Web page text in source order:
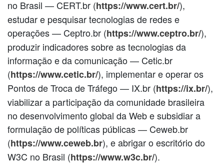
no Brasil — CERT.br (https://www.cert.br/),
estudar e pesquisar tecnologias de redes e
operações — Ceptro.br (https://www.ceptro.br/),
produzir indicadores sobre as tecnologias da
informação e da comunicação — Cetic.br
(https://www.cetic.br/), implementar e operar os
Pontos de Troca de Tráfego — IX.br (https://ix.br/),
viabilizar a participação da comunidade brasileira
no desenvolvimento global da Web e subsidiar a
formulação de políticas públicas — Ceweb.br
(https://www.ceweb.br), e abrigar o escritório do
W3C no Brasil (https://www.w3c.br/).